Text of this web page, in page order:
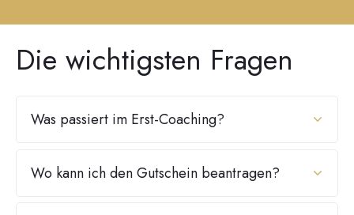
Die wichtigsten Fragen
Was passiert im Erst-Coaching?
Wo kann ich den Gutschein beantragen?